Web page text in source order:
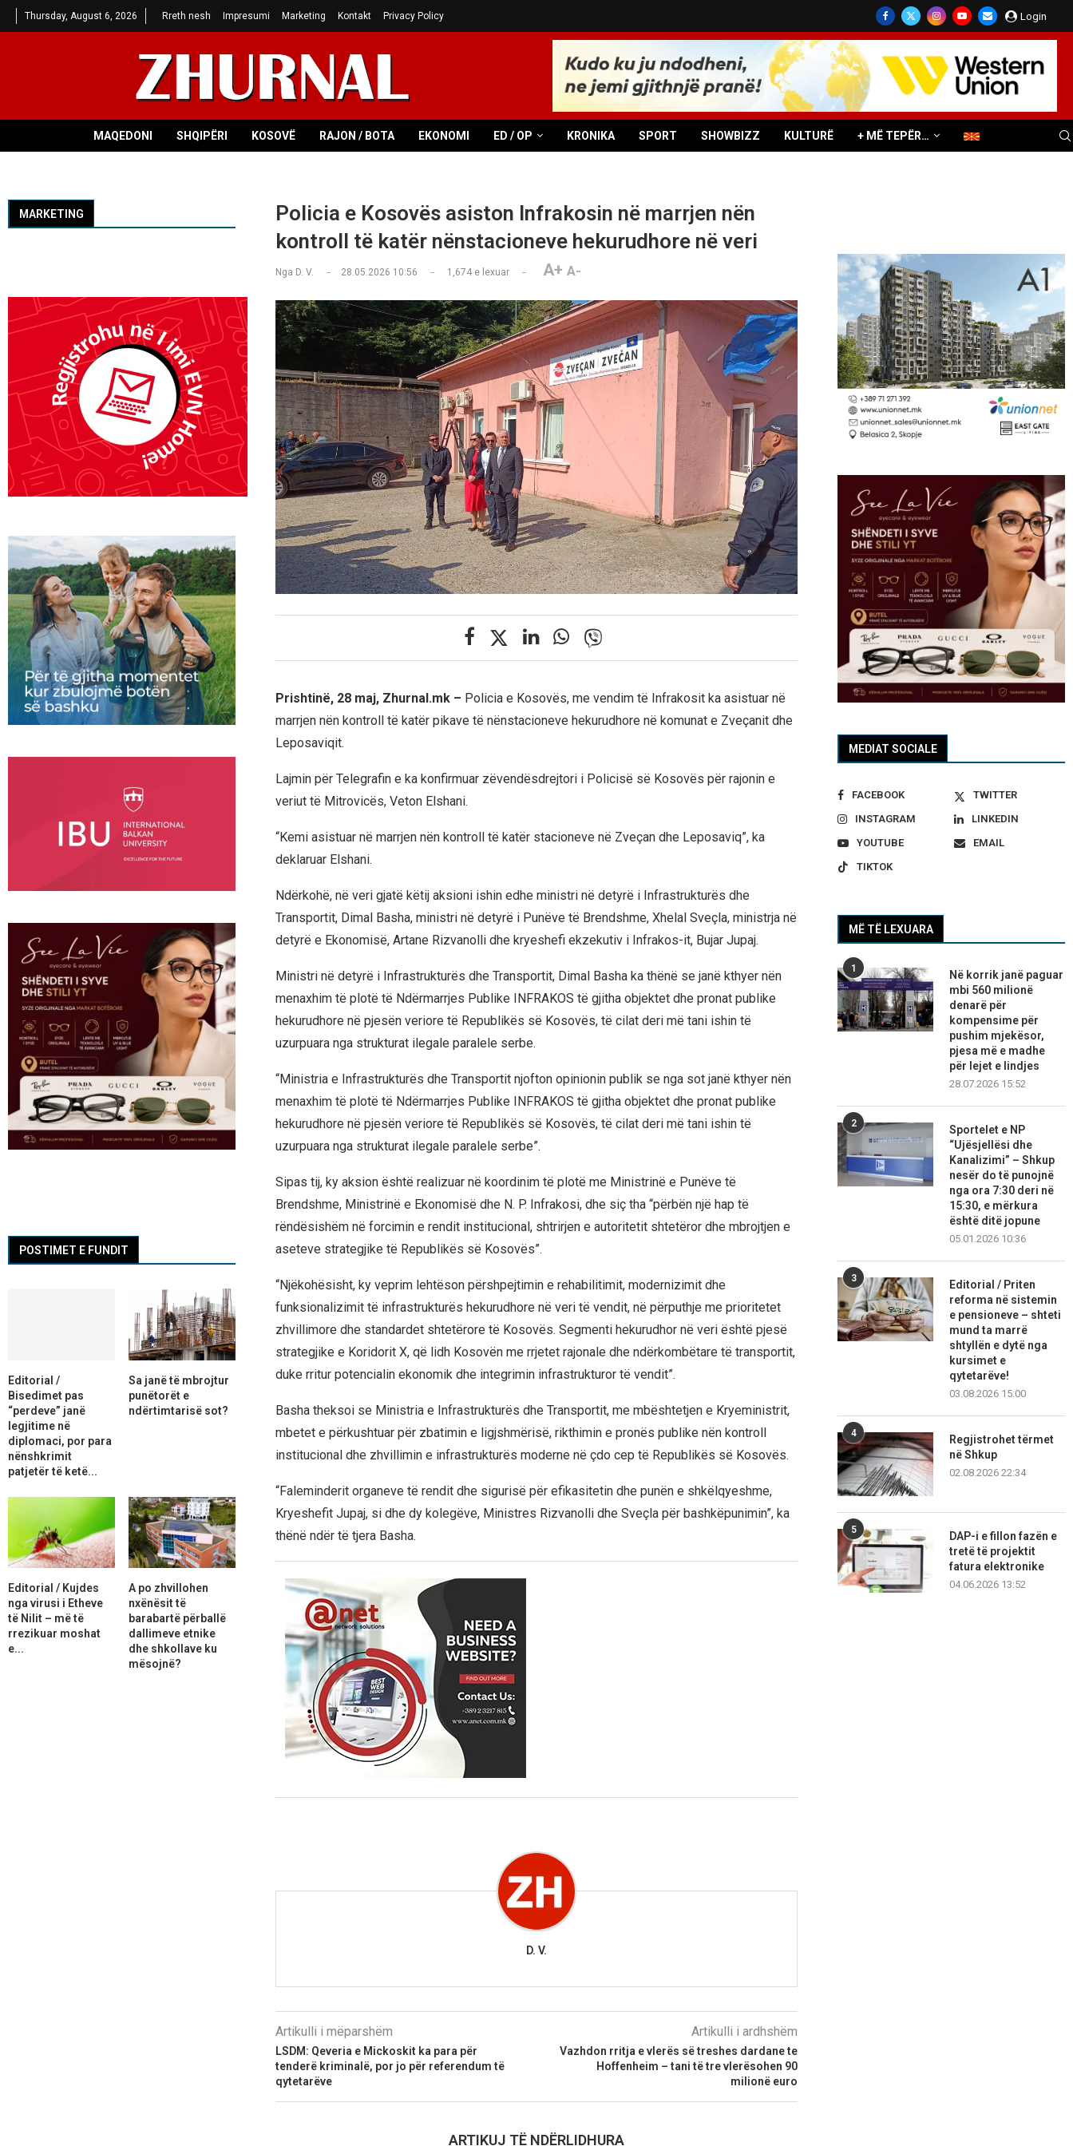
Thursday, August 6, 2026 Rreth nesh Impresumi Marketing Kontakt Privacy Policy Login
MAQEDONI SHQIPËRI KOSOVË RAJON / BOTA EKONOMI ED / OP KRONIKA SPORT SHOWBIZZ KULTURË + MË TEPËR…
Policia e Kosovës asiston Infrakosin në marrjen nën
kontroll të katër nënstacioneve hekurudhore në veri
Nga D. V. 28.05.2026 10:56 1,674e lexuar A+ A-
Prishtinë, 28 maj, Zhurnal.mk – Policia e Kosovës, me vendim të Infrakosit ka asistuar në
marrjen nën kontroll të katër pikave të nënstacioneve hekurudhore në komunat e Zveçanit dhe
Leposaviqit.
Lajmin për Telegrafin e ka konfirmuar zëvendësdrejtori i Policisë së Kosovës për rajonin e
veriut të Mitrovicës, Veton Elshani.
“Kemi asistuar në marrjen nën kontroll të katër stacioneve në Zveçan dhe Leposaviq”, ka
deklaruar Elshani.
Ndërkohë, në veri gjatë këtij aksioni ishin edhe ministri në detyrë i Infrastrukturës dhe
Transportit, Dimal Basha, ministri në detyrë i Punëve të Brendshme, Xhelal Sveçla, ministrja në
detyrë e Ekonomisë, Artane Rizvanolli dhe kryeshefi ekzekutiv i Infrakos-it, Bujar Jupaj.
Ministri në detyrë i Infrastrukturës dhe Transportit, Dimal Basha ka thënë se janë kthyer nën
menaxhim të plotë të Ndërmarrjes Publike INFRAKOS të gjitha objektet dhe pronat publike
hekurudhore në pjesën veriore të Republikës së Kosovës, të cilat deri më tani ishin të
uzurpuara nga strukturat ilegale paralele serbe.
“Ministria e Infrastrukturës dhe Transportit njofton opinionin publik se nga sot janë kthyer nën
menaxhim të plotë të Ndërmarrjes Publike INFRAKOS të gjitha objektet dhe pronat publike
hekurudhore në pjesën veriore të Republikës së Kosovës, të cilat deri më tani ishin të
uzurpuara nga strukturat ilegale paralele serbe”.
Sipas tij, ky aksion është realizuar në koordinim të plotë me Ministrinë e Punëve të
Brendshme, Ministrinë e Ekonomisë dhe N. P. Infrakosi, dhe siç tha “përbën një hap të
rëndësishëm në forcimin e rendit institucional, shtrirjen e autoritetit shtetëror dhe mbrojtjen e
aseteve strategjike të Republikës së Kosovës”.
“Njëkohësisht, ky veprim lehtëson përshpejtimin e rehabilitimit, modernizimit dhe
funksionalizimit të infrastrukturës hekurudhore në veri të vendit, në përputhje me prioritetet
zhvillimore dhe standardet shtetërore të Kosovës. Segmenti hekurudhor në veri është pjesë
strategjike e Koridorit X, që lidh Kosovën me rrjetet rajonale dhe ndërkombëtare të transportit,
duke rritur potencialin ekonomik dhe integrimin infrastrukturor të vendit”.
Basha theksoi se Ministria e Infrastrukturës dhe Transportit, me mbështetjen e Kryeministrit,
mbetet e përkushtuar për zbatimin e ligjshmërisë, rikthimin e pronës publike nën kontroll
institucional dhe zhvillimin e infrastrukturës moderne në çdo cep të Republikës së Kosovës.
“Faleminderit organeve të rendit dhe sigurisë për efikasitetin dhe punën e shkëlqyeshme,
Kryeshefit Jupaj, si dhe dy kolegëve, Ministres Rizvanolli dhe Sveçla për bashkëpunimin”, ka
thënë ndër të tjera Basha.
D. V.
Artikulli i mëparshëm
LSDM: Qeveria e Mickoskit ka para për
tenderë kriminalë, por jo për referendum të
qytetarëve
Artikulli i ardhshëm
Vazhdon rritja e vlerës së treshes dardane te
Hoffenheim – tani të tre vlerësohen 90
milionë euro
ARTIKUJ TË NDËRLIDHURA
MEDIAT SOCIALE
FACEBOOK
TWITTER
INSTAGRAM
LINKEDIN
YOUTUBE
EMAIL
TIKTOK
MË TË LEXUARA
1
Në korrik janë paguar
mbi 560 milionë
denarë për
kompensime për
pushim mjekësor,
pjesa më e madhe
për lejet e lindjes
28.07.2026 15:52
2
Sportelet e NP
“Ujësjellësi dhe
Kanalizimi” – Shkup
nesër do të punojnë
nga ora 7:30 deri në
15:30, e mërkura
është ditë jopune
05.01.2026 10:36
3
Editorial / Priten
reforma në sistemin
e pensioneve – shteti
mund ta marrë
shtyllën e dytë nga
kursimet e
qytetarëve!
03.08.2026 15:00
4
Regjistrohet tërmet
në Shkup
02.08.2026 22:34
5
DAP-i e fillon fazën e
tretë të projektit
fatura elektronike
04.06.2026 13:52
MARKETING
POSTIMET E FUNDIT
Editorial /
Bisedimet pas
“perdeve” janë
legjitime në
diplomaci, por para
nënshkrimit
patjetër të ketë...
Sa janë të mbrojtur
punëtorët e
ndërtimtarisë sot?
Editorial / Kujdes
nga virusi i Etheve
të Nilit – më të
rrezikuar moshat
e...
A po zhvillohen
nxënësit të
barabartë përballë
dallimeve etnike
dhe shkollave ku
mësojnë?